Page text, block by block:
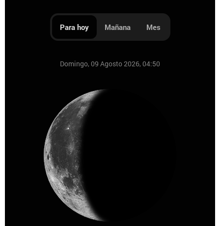
Para hoy Mañana Mes
Domingo, 09 Agosto 2026, 04:50